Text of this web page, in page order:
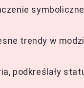
trendy w
podkreślały